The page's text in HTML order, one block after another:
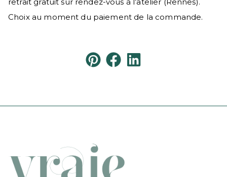
Choix au moment du paiement de la commande.